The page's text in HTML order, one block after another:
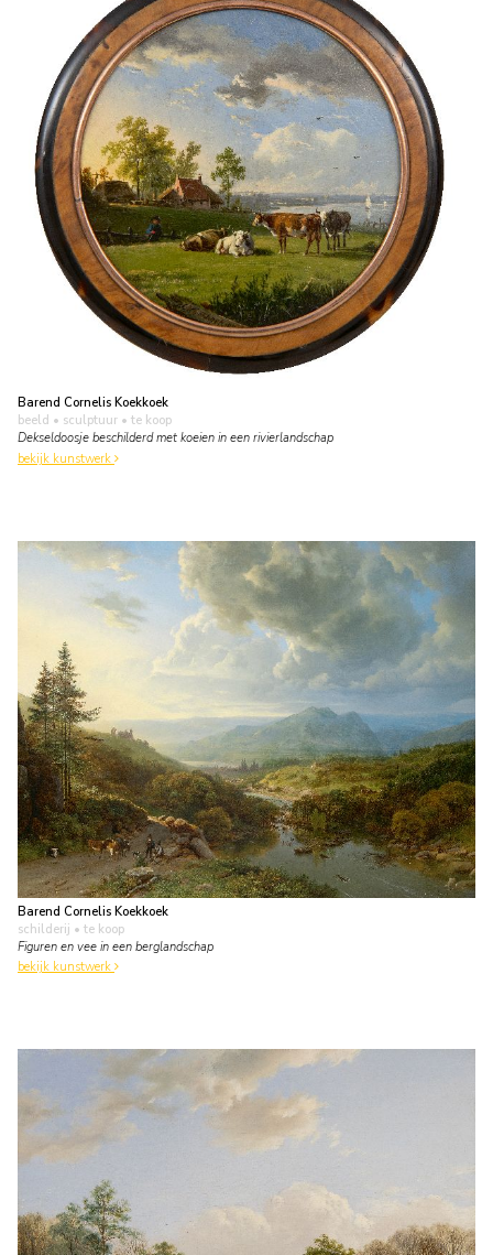
Barend Cornelis Koekkoek
beeld • sculptuur • te koop
Dekseldoosje beschilderd met koeien in een rivierlandschap
bekijk kunstwerk
Barend Cornelis Koekkoek
schilderij • te koop
Figuren en vee in een berglandschap
bekijk kunstwerk